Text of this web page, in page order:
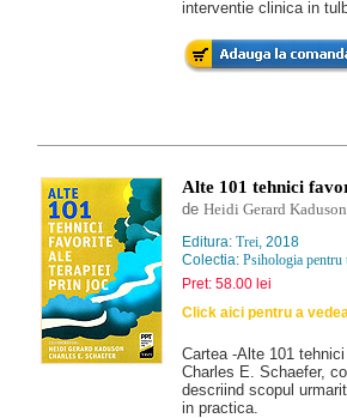
interventie clinica in
Alte 101 tehnici
de Heidi Gerard Kaduson
Editura: Trei, 2018
Colectia: Psihologia pentru
Pret: 58.00 lei
Click aici pentru a
Cartea -Alte 101
Charles E. Schaefer,
descriind scopul
in practica.